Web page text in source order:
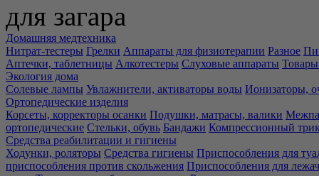
для загара
Домашняя медтехника
Нитрат-тестеры Грелки Аппараты для физиотерапии Разное
Аптечки, таблетницы Алкотестеры Слуховые аппараты Товары
Экология дома
Солевые лампы Увлажнители, активаторы воды Ионизаторы,
Ортопедические изделия
Корсеты, корректоры осанки Подушки, матрасы, валики
ортопедические Стельки, обувь Бандажи Компрессионный
Средства реабилитации и гигиены
Ходунки, роляторы Средства гигиены Приспособления для
приспособления против скольжения Приспособления для